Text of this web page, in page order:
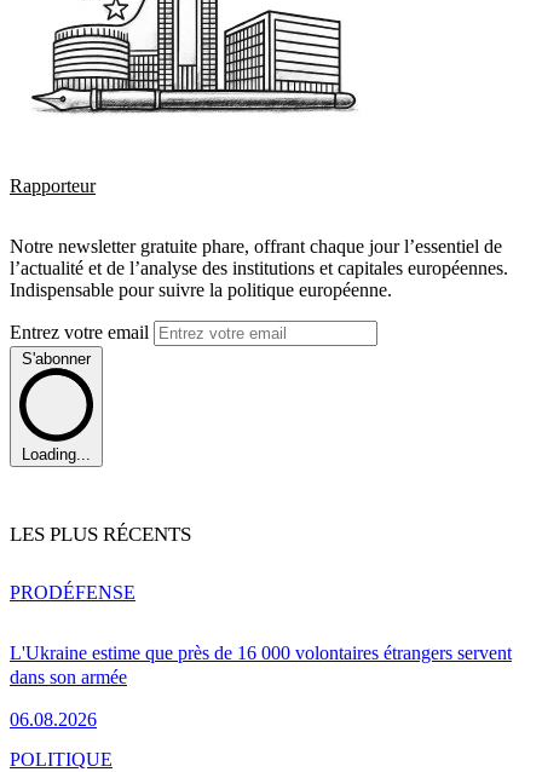
Rapporteur
Notre newsletter gratuite phare, offrant chaque jour l’essentiel de
l’actualité et de l’analyse des institutions et capitales européennes.
Indispensable pour suivre la politique européenne.
Entrez votre email
S'abonner
Loading...
LES PLUS RÉCENTS
L'Ukraine estime que près de 16 000 volontaires étrangers servent
dans son armée
06.08.2026
PRODÉFENSE
POLITIQUE